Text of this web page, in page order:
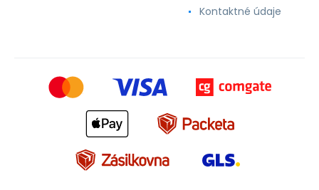
Kontaktné údaje